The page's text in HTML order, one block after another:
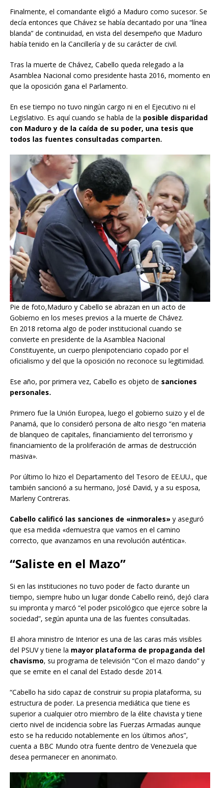
Finalmente, el comandante eligió a Maduro como sucesor. Se
decía entonces que Chávez se había decantado por una “línea
blanda” de continuidad, en vista del desempeño que Maduro
había tenido en la Cancillería y de su carácter de civil.
Tras la muerte de Chávez, Cabello queda relegado a la
Asamblea Nacional como presidente hasta 2016, momento en
que la oposición gana el Parlamento.
En ese tiempo no tuvo ningún cargo ni en el Ejecutivo ni el
Legislativo. Es aquí cuando se habla de la posible disparidad
con Maduro y de la caída de su poder, una tesis que
todos las fuentes consultadas comparten.
Pie de foto,Maduro y Cabello se abrazan en un acto de
Gobierno en los meses previos a la muerte de Chávez.
En 2018 retoma algo de poder institucional cuando se
convierte en presidente de la Asamblea Nacional
Constituyente, un cuerpo plenipotenciario copado por el
oficialismo y del que la oposición no reconoce su legitimidad.
Ese año, por primera vez, Cabello es objeto de sanciones
personales.
Primero fue la Unión Europea, luego el gobierno suizo y el de
Panamá, que lo consideró persona de alto riesgo “en materia
de blanqueo de capitales, financiamiento del terrorismo y
financiamiento de la proliferación de armas de destrucción
masiva».
Por último lo hizo el Departamento del Tesoro de EE.UU., que
también sancionó a su hermano, José David, y a su esposa,
Marleny Contreras.
Cabello calificó las sanciones de «inmorales» y aseguró
que esa medida «demuestra que vamos en el camino
correcto, que avanzamos en una revolución auténtica».
“Saliste en el Mazo”
Si en las instituciones no tuvo poder de facto durante un
tiempo, siempre hubo un lugar donde Cabello reinó, dejó clara
su impronta y marcó “el poder psicológico que ejerce sobre la
sociedad”, según apunta una de las fuentes consultadas.
El ahora ministro de Interior es una de las caras más visibles
del PSUV y tiene la mayor plataforma de propaganda del
chavismo, su programa de televisión “Con el mazo dando” y
que se emite en el canal del Estado desde 2014.
“Cabello ha sido capaz de construir su propia plataforma, su
estructura de poder. La presencia mediática que tiene es
superior a cualquier otro miembro de la élite chavista y tiene
cierto nivel de incidencia sobre las Fuerzas Armadas aunque
esto se ha reducido notablemente en los últimos años”,
cuenta a BBC Mundo otra fuente dentro de Venezuela que
desea permanecer en anonimato.